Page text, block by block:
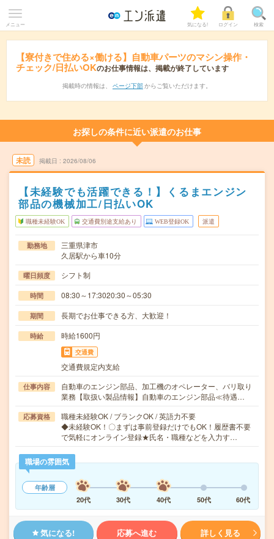
メニュー 気になる! ログイン 検索
【寮付きで住める×働ける】自動車パーツのマシン操作・
チェック/日払いOKのお仕事情報は、掲載が終了しています
掲載時の情報は、 ページ下部 からご覧いただけます。
お探しの条件に近い派遣のお仕事
未読 掲載日 2026/08/06
【未経験でも活躍できる！】くるまエンジン
部品の機械加工/日払いOK
職種未経験OK 交通費別途支給あり WEB登録OK 派遣
勤務地
三重県津市
久居駅から車10分
曜日頻度 シフト制
時間 08:30～17:3020:30～05:30
期間 長期でお仕事できる方、大歓迎！
時給 時給1600円
交通費
交通費規定内支給
仕事内容
自動車のエンジン部品、加工機のオペレーター、バリ取り
業務【取扱い製品情報】自動車のエンジン部品≪待遇…
応募資格
職種未経験OK / ブランクOK / 英語力不要
◆未経験OK！〇まずは事前登録だけでもOK！履歴書不要
で気軽にオンライン登録★氏名・職種などを入力す…
職場の雰囲気
年齢層
20代
30代 40代 50代 60代
気になる! 応募へ進む 詳しく見る